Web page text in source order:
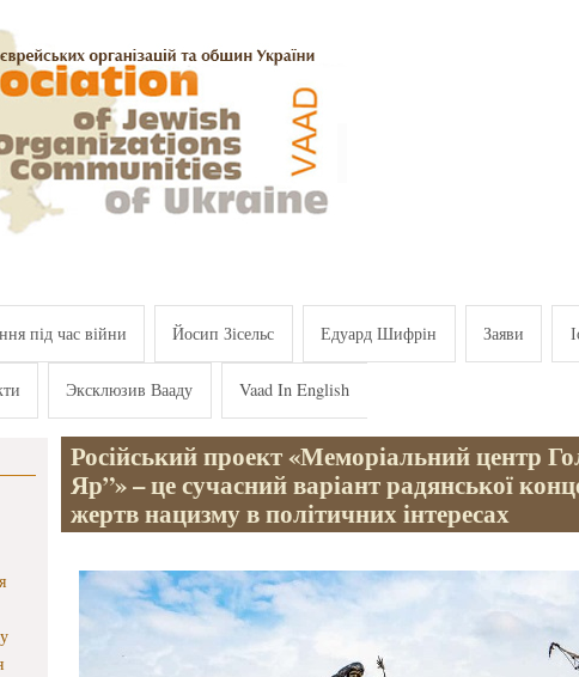
під час війни Йосип Зісельс Едуард Шифрін Заяви
Эксклюзив Вааду Vaad In English
Російський проект «Меморіальний центр
Яр”» – це сучасний варіант радянської
жертв нацизму в політичних інтересах